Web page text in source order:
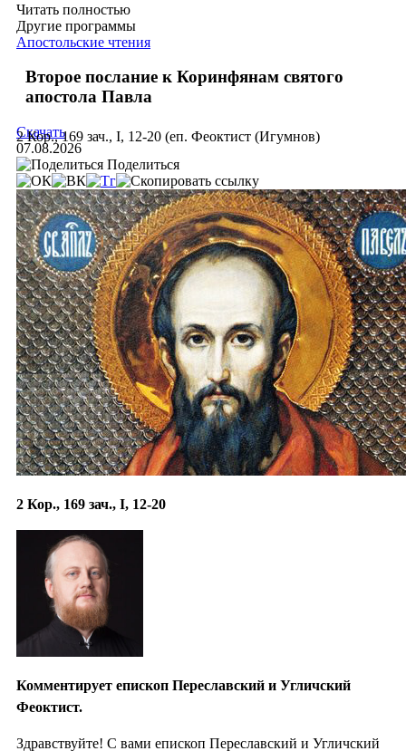
Читать полностью
Другие программы
Апостольские чтения
Второе послание к Коринфянам святого
апостола Павла
2 Кор., 169 зач., I, 12-20 (еп. Феоктист (Игумнов)
Скачать
07.08.2026
Поделиться
2 Кор., 169 зач., I, 12-20
Комментирует епископ Переславский и Угличский
Феоктист.
Здравствуйте! С вами епископ Переславский и Угличский